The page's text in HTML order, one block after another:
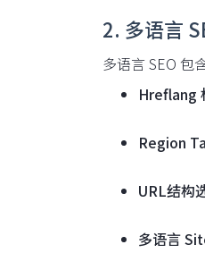
2. 多语言
多语言 SEO 包
Hreflang
Region
URL结构
多语言